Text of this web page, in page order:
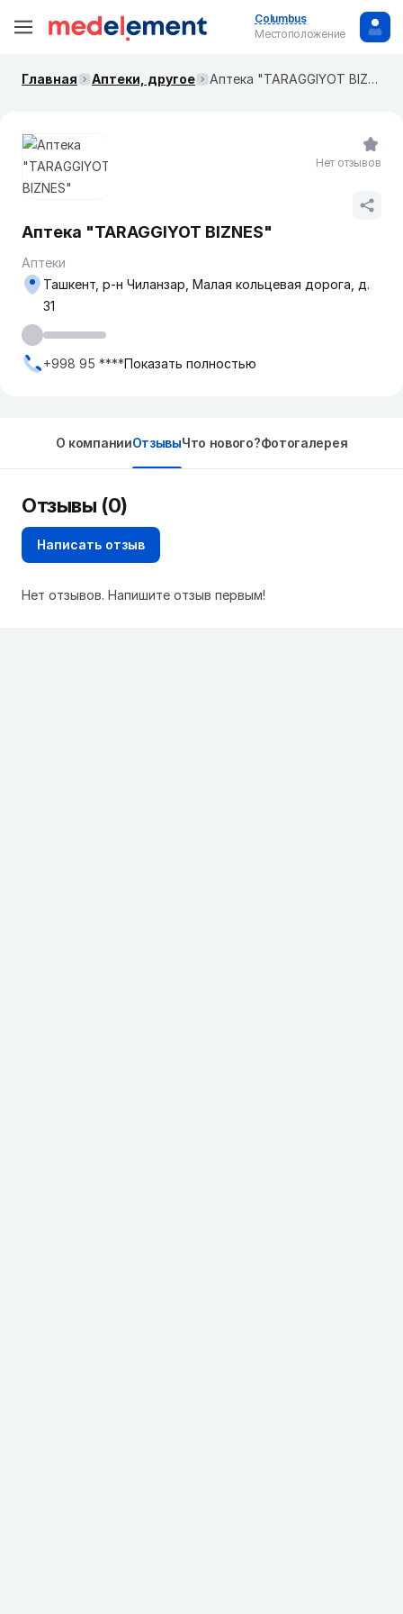
Columbus
Местоположение
Главная Аптеки, другое Аптека "TARAGGIYOT BIZNES"
Аптека "TARAGGIYOT BIZNES"
Аптеки
Ташкент, р-н Чиланзар, Малая кольцевая дорога, д.
31
+998 95 ****Показать полностью
Нет отзывов
О компанииОтзывыЧто нового?Фотогалерея
Отзывы (0)
Написать отзыв
Нет отзывов. Напишите отзыв первым!